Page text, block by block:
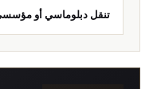
تنقل دبلوماسي أو